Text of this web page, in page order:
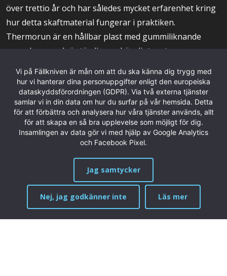
över trettio år och har således mycket erfarenhet kring
hur detta skaftmaterial fungerar i praktiken.
Thermorun är en hållbar plast med gummiliknande
egenskaper och är tämligen okänsligt mot
allmänhet, ozon och DEET, det sistnämnda finns bl a i
myggmedel och är ökänt för att lösa upp även plaster.
När vi ska konstruera en överlevnadskniv är
Thermorun alltid det först valet eftersom det ger ett
bra, säkert och komfortabelt grepp till en överkomlig
Vi på Fällkniven är mån om att du ska känna dig trygg med
hur vi hanterar dina personuppgifter enligt den europeiska
dataskyddsförordningen (GDPR). Via två externa tjänster
samlar vi in din data om hur du surfar på vår hemsida. Detta
för att förbättra och analysera hur våra tjänster används, allt
för att skapa en så bra upplevelse som möjligt för dig.
Insamlingen av data gör vi med hjälp av Google Analytics
och Facebook Pixel.
Jag samtycker
Nej, jag godkänner inte Läs mer